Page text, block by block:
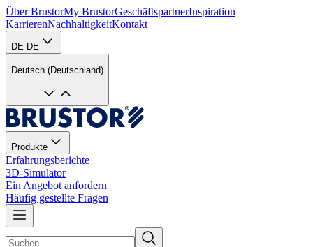
Über BrustorMy BrustorGeschäftspartnerInspiration
KarrierenNachhaltigkeitKontakt
DE-DE
Deutsch (Deutschland)
Produkte
Erfahrungsberichte
3D-Simulator
Ein Angebot anfordern
Häufig gestellte Fragen